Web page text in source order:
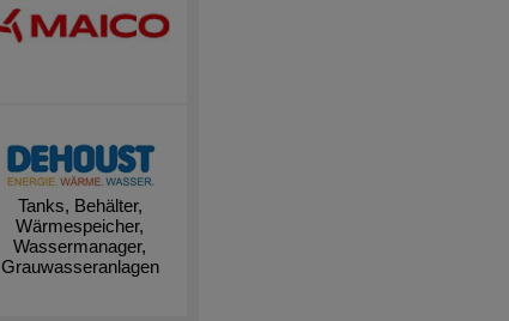
Tanks, Behälter,
Wärmespeicher,
Wassermanager,
Grauwasseranlagen